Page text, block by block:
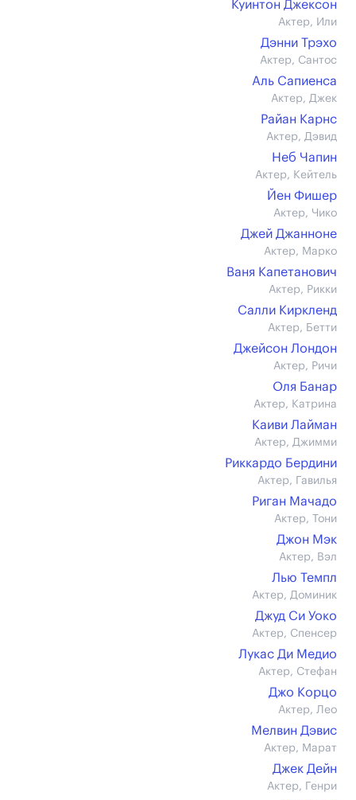
Куинтон Джексон
Актер, Или
Дэнни Трэхо
Актер, Сантос
Аль Сапиенса
Актер, Джек
Райан Карнс
Актер, Дэвид
Неб Чапин
Актер, Кейтель
Йен Фишер
Актер, Чико
Джей Джанноне
Актер, Марко
Ваня Капетанович
Актер, Рикки
Салли Киркленд
Актер, Бетти
Джейсон Лондон
Актер, Ричи
Оля Банар
Актер, Катрина
Каиви Лайман
Актер, Джимми
Риккардо Бердини
Актер, Гавилья
Риган Мачадо
Актер, Тони
Джон Мэк
Актер, Вэл
Лью Темпл
Актер, Доминик
Джуд Си Уоко
Актер, Спенсер
Лукас Ди Медио
Актер, Стефан
Джо Корцо
Актер, Лео
Мелвин Дэвис
Актер, Марат
Джек Дейн
Актер, Генри